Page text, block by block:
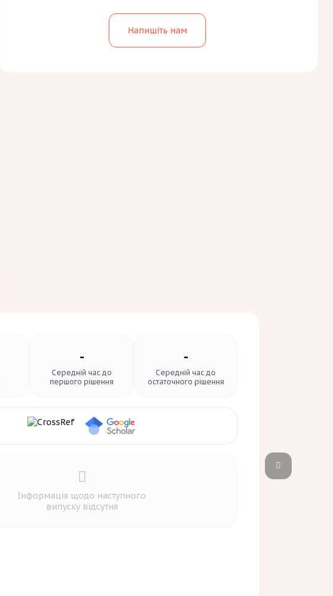
Напишіть нам
-
Середній час до
першого рішення
-
Середній час до
остаточного рішення
Інформація щодо наступного
випуску відсутня